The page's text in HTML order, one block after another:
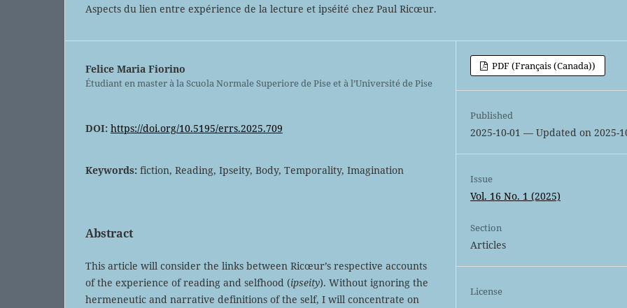
Aspects du lien entre expérience de la lecture et ipséité chez Paul Ricœur.
Felice Maria Fiorino
Étudiant en master à la Scuola Normale Superiore de Pise et à l’Université de Pise
DOI: https://doi.org/10.5195/errs.2025.709
Keywords: fiction, Reading, Ipseity, Body, Temporality, Imagination
Abstract
This article will consider the links between Ricœur’s respective accounts
of the experience of reading and selfhood (ipseity). Without ignoring the
hermeneutic and narrative definitions of the self, I will concentrate on
PDF (Français (Canada))
Published
2025-10-01 — Updated on 2025-
Issue
Vol. 16 No. 1 (2025)
Section
Articles
License